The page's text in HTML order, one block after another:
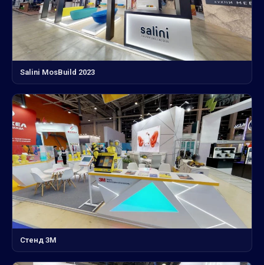
Salini MosBuild 2023
Стенд 3М